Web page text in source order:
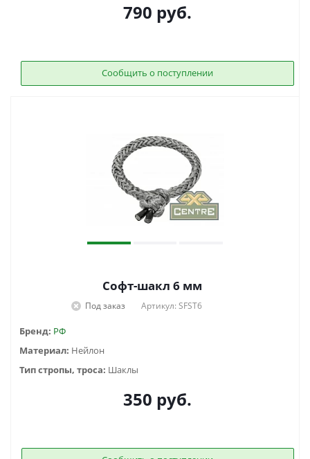
790 руб.
Сообщить о поступлении
Софт-шакл 6 мм
Под заказ Артикул: SFST6
Бренд: РФ
Материал: Нейлон
Тип стропы, троса: Шаклы
350 руб.